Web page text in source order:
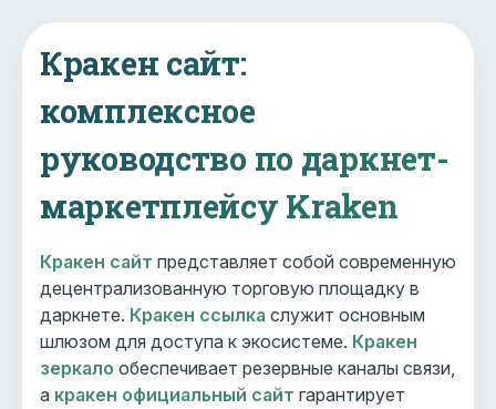
Кракен сайт:
комплексное
руководство по даркнет-
маркетплейсу Kraken
Кракен сайт представляет собой современную
децентрализованную торговую площадку в
даркнете. Кракен ссылка служит основным
шлюзом для доступа к экосистеме. Кракен
зеркало обеспечивает резервные каналы связи,
а кракен официальный сайт гарантирует